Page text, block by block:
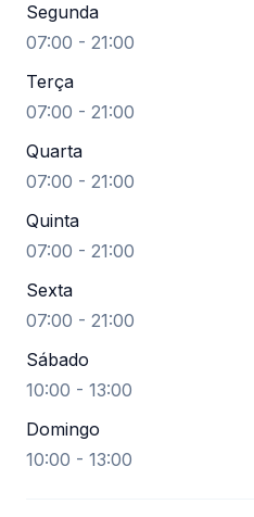
Segunda
07:00 - 21:00
Terça
07:00 - 21:00
Quarta
07:00 - 21:00
Quinta
07:00 - 21:00
Sexta
07:00 - 21:00
Sábado
10:00 - 13:00
Domingo
10:00 - 13:00